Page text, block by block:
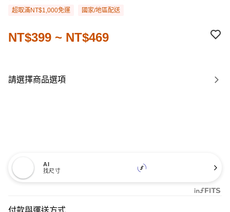
超取滿NT$1,000免運 國家/地區配送
NT$399 ~ NT$469
請選擇商品選項
AI
找尺寸
付款與運送方式